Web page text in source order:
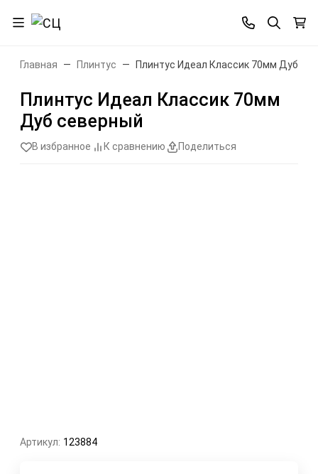
Главная Плинтус Плинтус Идеал Классик 70мм Дуб
Плинтус Идеал Классик 70мм
Дуб северный
В избранное К сравнению Поделиться
Артикул: 123884